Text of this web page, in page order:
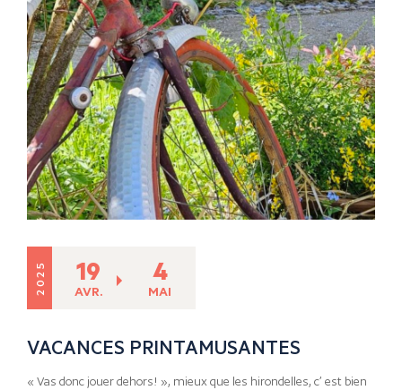
2025 19
AVR.
4
MAI
VACANCES PRINTAMUSANTES
« Vas donc jouer dehors! », mieux que les hirondelles, c’ est bien